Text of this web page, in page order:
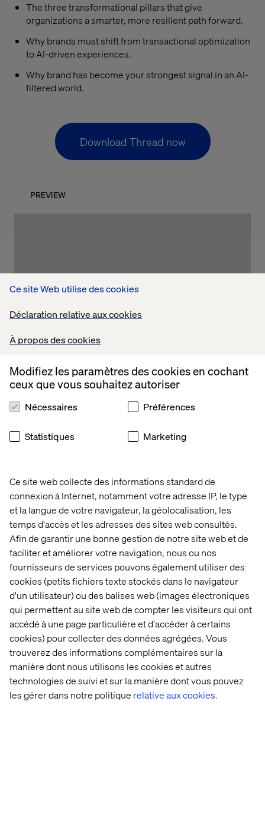
Ce site Web utilise des cookies
Déclaration relative aux cookies
À propos des cookies
Ce site web collecte des informations standard de
connexion à Internet, notamment votre adresse IP, le type
et la langue de votre navigateur, la géolocalisation, les
temps d'accès et les adresses des sites web consultés.
Afin de garantir une bonne gestion de notre site web et de
faciliter et améliorer votre navigation, nous ou nos
fournisseurs de services pouvons également utiliser des
cookies (petits fichiers texte stockés dans le navigateur
d'un utilisateur) ou des balises web (images électroniques
qui permettent au site web de compter les visiteurs qui ont
accédé à une page particulière et d'accéder à certains
cookies) pour collecter des données agrégées. Vous
trouverez des informations complémentaires sur la
manière dont nous utilisons les cookies et autres
technologies de suivi et sur la manière dont vous pouvez
les gérer dans notre politique relative aux cookies.
Modifiez les paramètres des cookies en cochant
ceux que vous souhaitez autoriser
Nécessaires Préférences
Statistiques Marketing
The three transformational pillars that give
organizations a smarter, more resilient path forward.
Why brands must shift from transactional optimization
to AI-driven experiences.
Why brand has become your strongest signal in an AI-
filtered world.
Download Thread now
PREVIEW
Related content
14
real-
world
agentic
AI
use
cases
AI
glossary:
From
GPT
to
RAG
Scaling
GenAI
for
transformative
impact
GenAI:
Unlocking
a
new
era
of